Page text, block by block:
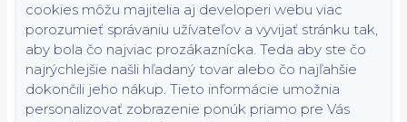
cookies môžu majitelia aj developeri webu viac
porozumieť správaniu užívateľov a vyvijať stránku tak,
aby bola čo najviac prozákaznícka. Teda aby ste čo
najrýchlejšie našli hľadaný tovar alebo čo najľahšie
dokončili jeho nákup. Tieto informácie umožnia
personalizovať zobrazenie ponúk priamo pre Vás